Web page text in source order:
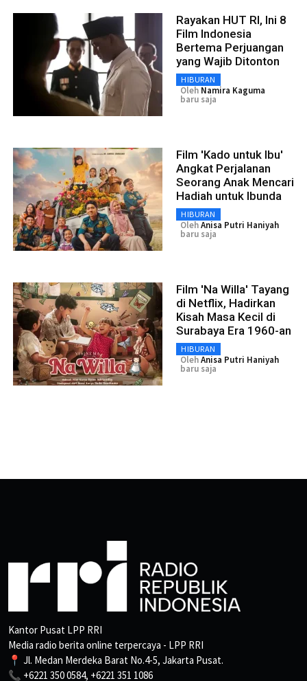
Rayakan HUT RI, Ini 8
Film Indonesia
Bertema Perjuangan
yang Wajib Ditonton
HIBURAN
Oleh Namira Kaguma
baru saja
Film 'Kado untuk Ibu'
Angkat Perjalanan
Seorang Anak Mencari
Hadiah untuk Ibunda
HIBURAN
OlehAnisa Putri Haniyah
baru saja
Film 'Na Willa' Tayang
di Netflix, Hadirkan
Kisah Masa Kecil di
Surabaya Era 1960-an
HIBURAN
OlehAnisa Putri Haniyah
baru saja
Kantor Pusat LPP RRI
Media radio berita online terpercaya - LPP RRI
📍 Jl. Medan Merdeka Barat No.4-5, Jakarta Pusat.
📞 +6221 350 0584, +6221 351 1086